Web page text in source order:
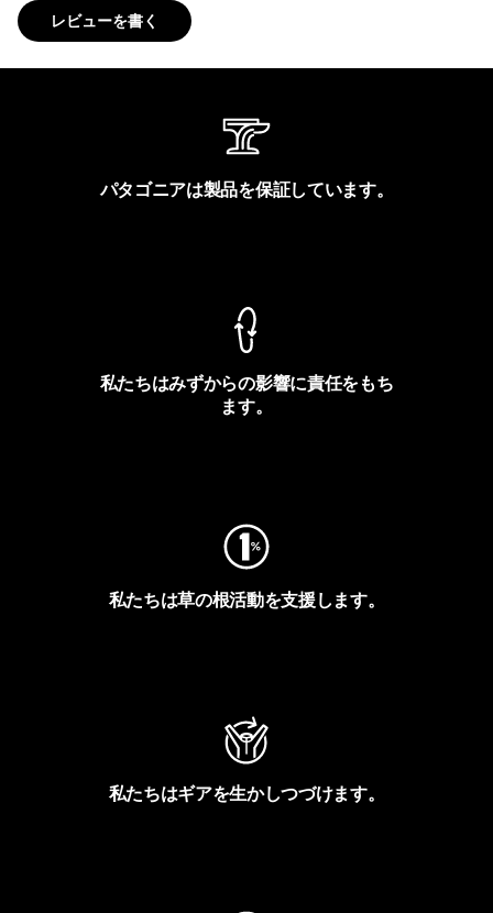
レビューを書く
パタゴニアは製品を保証しています。
私たちはみずからの影響に責任をもち
ます。
私たちは草の根活動を支援します。
私たちはギアを生かしつづけます。